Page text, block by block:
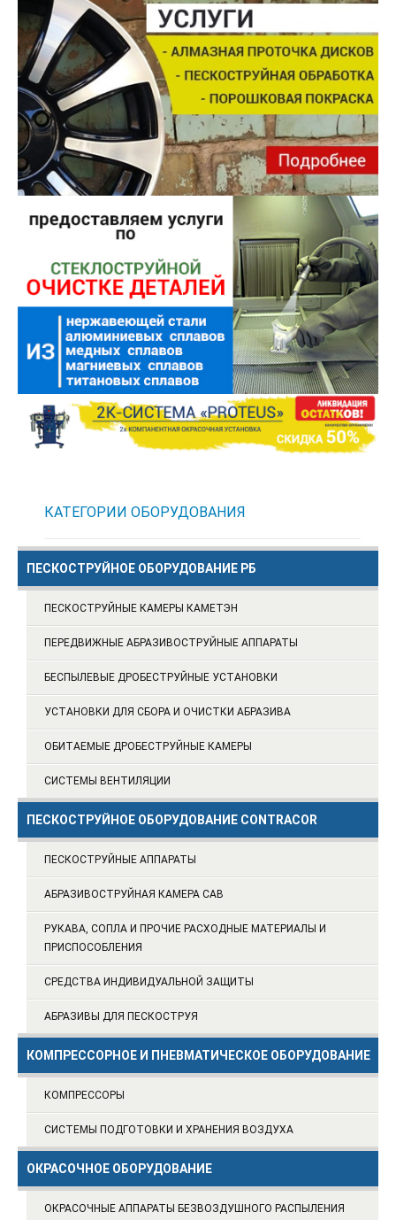
КАТЕГОРИИ ОБОРУДОВАНИЯ
ПЕСКОСТРУЙНОЕ ОБОРУДОВАНИЕ РБ
ПЕСКОСТРУЙНЫЕ КАМЕРЫ КАМЕТЭН
ПЕРЕДВИЖНЫЕ АБРАЗИВОСТРУЙНЫЕ АППАРАТЫ
БЕСПЫЛЕВЫЕ ДРОБЕСТРУЙНЫЕ УСТАНОВКИ
УСТАНОВКИ ДЛЯ СБОРА И ОЧИСТКИ АБРАЗИВА
ОБИТАЕМЫЕ ДРОБЕСТРУЙНЫЕ КАМЕРЫ
СИСТЕМЫ ВЕНТИЛЯЦИИ
ПЕСКОСТРУЙНОЕ ОБОРУДОВАНИЕ CONTRACOR
ПЕСКОСТРУЙНЫЕ АППАРАТЫ
АБРАЗИВОСТРУЙНАЯ КАМЕРА CAB
РУКАВА, СОПЛА И ПРОЧИЕ РАСХОДНЫЕ МАТЕРИАЛЫ И
ПРИСПОСОБЛЕНИЯ
СРЕДСТВА ИНДИВИДУАЛЬНОЙ ЗАЩИТЫ
АБРАЗИВЫ ДЛЯ ПЕСКОСТРУЯ
КОМПРЕССОРНОЕ И ПНЕВМАТИЧЕСКОЕ ОБОРУДОВАНИЕ
КОМПРЕССОРЫ
СИСТЕМЫ ПОДГОТОВКИ И ХРАНЕНИЯ ВОЗДУХА
ОКРАСОЧНОЕ ОБОРУДОВАНИЕ
ОКРАСОЧНЫЕ АППАРАТЫ БЕЗВОЗДУШНОГО РАСПЫЛЕНИЯ